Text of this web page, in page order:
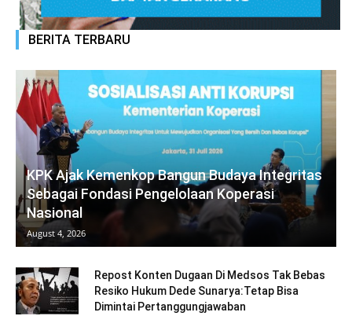
BERITA TERBARU
KPK Ajak Kemenkop Bangun Budaya Integritas
Sebagai Fondasi Pengelolaan Koperasi
Nasional
August 4, 2026
Repost Konten Dugaan Di Medsos Tak Bebas
Resiko Hukum Dede Sunarya:Tetap Bisa
Dimintai Pertanggungjawaban